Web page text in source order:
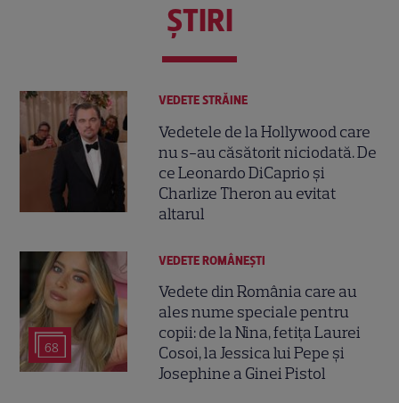
ŞTIRI
VEDETE STRĂINE
Vedetele de la Hollywood care
nu s-au căsătorit niciodată. De
ce Leonardo DiCaprio și
Charlize Theron au evitat
altarul
68
VEDETE ROMÂNEŞTI
Vedete din România care au
ales nume speciale pentru
copii: de la Nina, fetița Laurei
Cosoi, la Jessica lui Pepe și
Josephine a Ginei Pistol